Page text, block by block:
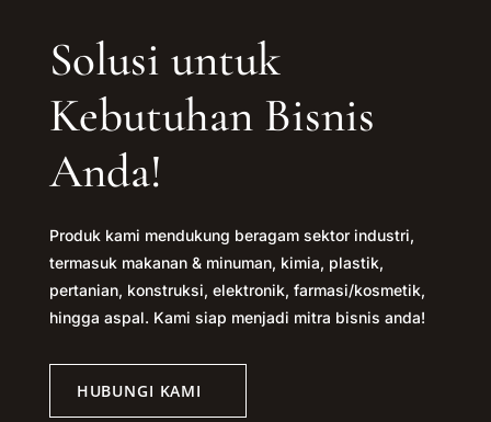
Solusi untuk
Kebutuhan Bisnis
Anda!
Produk kami mendukung beragam sektor industri,
termasuk makanan & minuman, kimia, plastik,
pertanian, konstruksi, elektronik, farmasi/kosmetik,
hingga aspal. Kami siap menjadi mitra bisnis anda!
HUBUNGI KAMI